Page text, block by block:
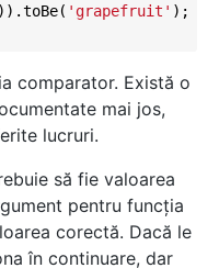
'grapefruit' );
comparator. Există o
mai jos,
lucruri.
să fie valoarea
pentru funcția
corectă. Dacă le
în continuare, dar